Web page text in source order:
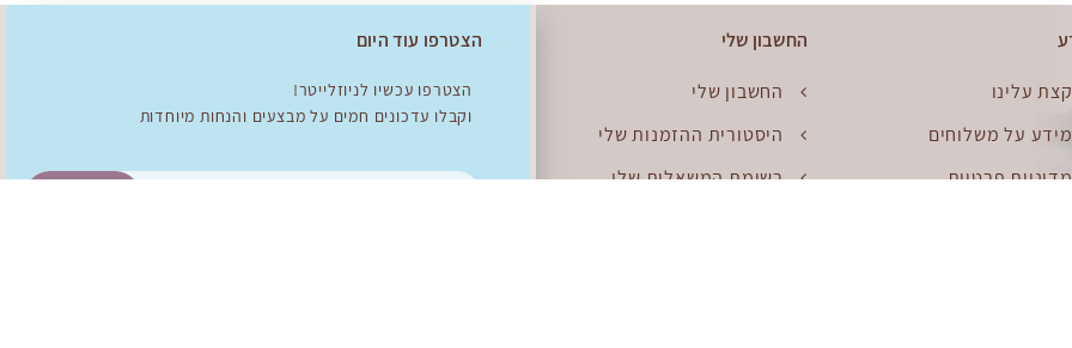
קצת עלינו
מידע על משלוחים
מדיניות פרטיות
החשבון שלי
החשבון שלי
היסטורית ההזמנות שלי
רשימת המשאלות שלי
הצטרפו עוד היום
הצטרפו עכשיו לניוזלייטר!
וקבלו עדכונים חמים על מבצעים והנחות מיוחדות